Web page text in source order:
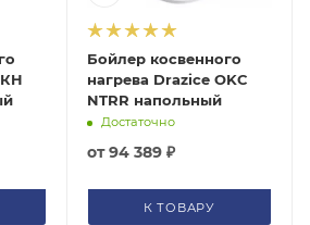
Бойлер косвенного
нагрева Drazice OKC
NTRR напольный
Достаточно
от94 389 ₽
К ТОВАРУ